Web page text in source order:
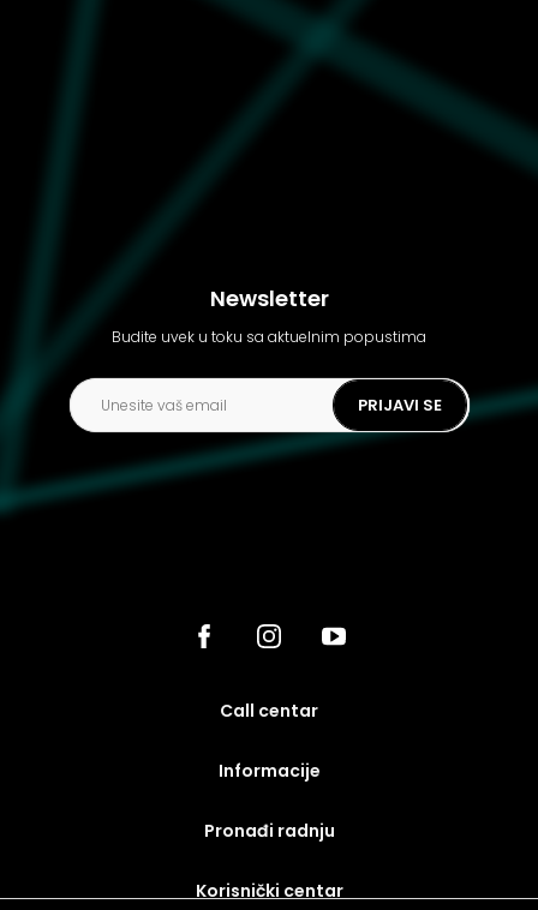
Newsletter
Budite uvek u toku sa aktuelnim popustima
PRIJAVI SE
call centar
Informacije
Pronađi radnju
korisnički centar